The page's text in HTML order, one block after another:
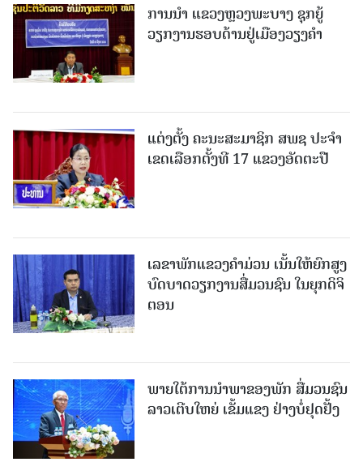
ການນຳ ແຂວງຫຼວງພະບາງ ຊຸກຍູ້
ວຽກງານຮອບດ້ານຢູ່ເມືອງວຽງຄໍາ
ແຕ່ງຕັ້ງ ຄະນະສະມາຊິກ ສພຊ ປະຈຳ
ເຂດເລືອກຕັ້ງທີ 17 ແຂວງອັດຕະປື
ເລຂາພັກແຂວງຄໍາມ່ວນ ເນັ້ນໃຫ້ຍົກສູງ
ບົດບາດວຽກງານສື່ມວນຊົນ ໃນຍຸກດິຈິ
ຕອນ
ພາຍໃຕ້ການນໍາພາຂອງພັກ ສື່ມວນຊົນ
ລາວເຕີບໃຫຍ່ ເຂັ້ມແຂງ ຢ່າງບໍ່ຢຸດຢັ້ງ